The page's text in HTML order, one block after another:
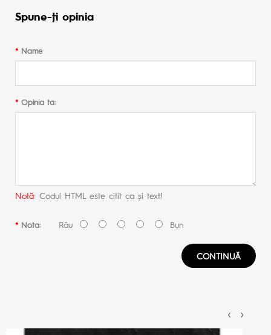
Spune-ţi opinia
Name
Opinia ta:
Notă: Codul HTML este citit ca şi text!
Nota:Rău Bun
CONTINUĂ
‹ ›